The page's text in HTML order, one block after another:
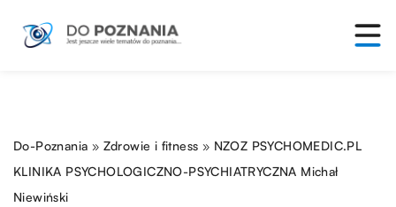
Do-Poznania » Zdrowie i fitness » NZOZ PSYCHOMEDIC.PL
KLINIKA PSYCHOLOGICZNO-PSYCHIATRYCZNA Michał
Niewiński